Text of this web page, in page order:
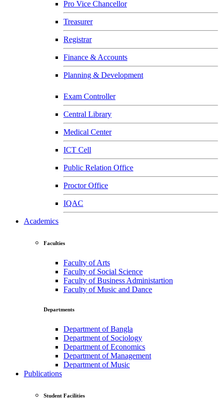
Pro Vice Chancellor
Treasurer
Registrar
Finance & Accounts
Planning & Development
Exam Controller
Central Library
Medical Center
ICT Cell
Public Relation Office
Proctor Office
IQAC
Academics
Faculties
Faculty of Arts
Faculty of Social Science
Faculty of Business Administartion
Faculty of Music and Dance
Departments
Department of Bangla
Department of Sociology
Department of Economics
Department of Management
Department of Music
Publications
Student Facilities